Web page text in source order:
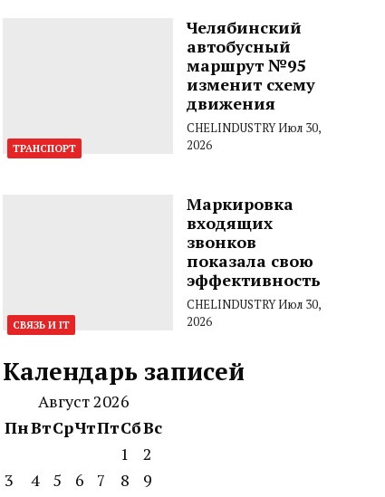
ТРАНСПОРТ
Челябинский
автобусный
маршрут №95
изменит схему
движения
CHELINDUSTRYИюл 30,
2026
СВЯЗЬ И IT
Маркировка
входящих
звонков
показала свою
эффективность
CHELINDUSTRYИюл 30,
2026
Календарь записей
Август 2026
ПнВтСрЧтПтСбВс
1
2
3
4 5 6 7 8
9